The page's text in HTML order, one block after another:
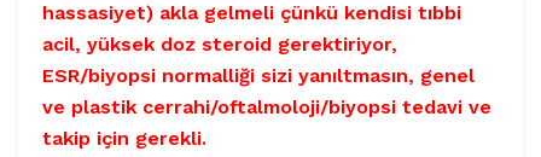
hassasiyet) akla gelmeli çünkü kendisi tıbbi
acil, yüksek doz steroid gerektiriyor,
ESR/biyopsi normalliği sizi yanıltmasın, genel
ve plastik cerrahi/oftalmoloji/biyopsi tedavi ve
takip için gerekli.